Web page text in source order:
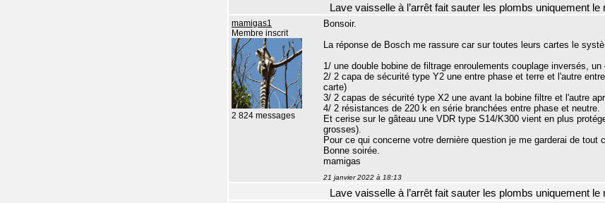
Lave vaisselle à l’arrêt fait sauter les plombs uniquement le
mamigas1
Membre inscrit
2 824 messages
Bonsoir.
La réponse de Bosch me rassure car sur toutes leurs cartes le
1/ une double bobine de filtrage enroulements couplage inversés,
2/ 2 capa de sécurité type Y2 une entre phase et terre et l'autre
carte)
3/ 2 capas de sécurité type X2 une avant la bobine filtre et l'autre
4/ 2 résistances de 220 k en série branchées entre phase et neutre.
Et cerise sur le gâteau une VDR type S14/K300 vient en plus
grosses).
Pour ce qui concerne votre dernière question je me garderai de tout
Bonne soirée.
mamigas
21 janvier 2022 à 18:13
Lave vaisselle à l’arrêt fait sauter les plombs uniquement le